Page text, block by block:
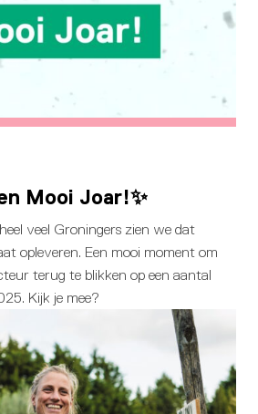
Mooi Joar!✨
veel Groningers zien we dat
opleveren. Een mooi moment om
terug te blikken op een aantal
Kijk je mee?